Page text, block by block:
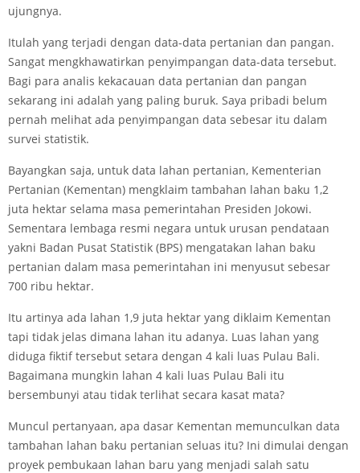
ujungnya.
Itulah yang terjadi dengan data-data pertanian dan pangan.
Sangat mengkhawatirkan penyimpangan data-data tersebut.
Bagi para analis kekacauan data pertanian dan pangan
sekarang ini adalah yang paling buruk. Saya pribadi belum
pernah melihat ada penyimpangan data sebesar itu dalam
survei statistik.
Bayangkan saja, untuk data lahan pertanian, Kementerian
Pertanian (Kementan) mengklaim tambahan lahan baku 1,2
juta hektar selama masa pemerintahan Presiden Jokowi.
Sementara lembaga resmi negara untuk urusan pendataan
yakni Badan Pusat Statistik (BPS) mengatakan lahan baku
pertanian dalam masa pemerintahan ini menyusut sebesar
700 ribu hektar.
Itu artinya ada lahan 1,9 juta hektar yang diklaim Kementan
tapi tidak jelas dimana lahan itu adanya. Luas lahan yang
diduga fiktif tersebut setara dengan 4 kali luas Pulau Bali.
Bagaimana mungkin lahan 4 kali luas Pulau Bali itu
bersembunyi atau tidak terlihat secara kasat mata?
Muncul pertanyaan, apa dasar Kementan memunculkan data
tambahan lahan baku pertanian seluas itu? Ini dimulai dengan
proyek pembukaan lahan baru yang menjadi salah satu